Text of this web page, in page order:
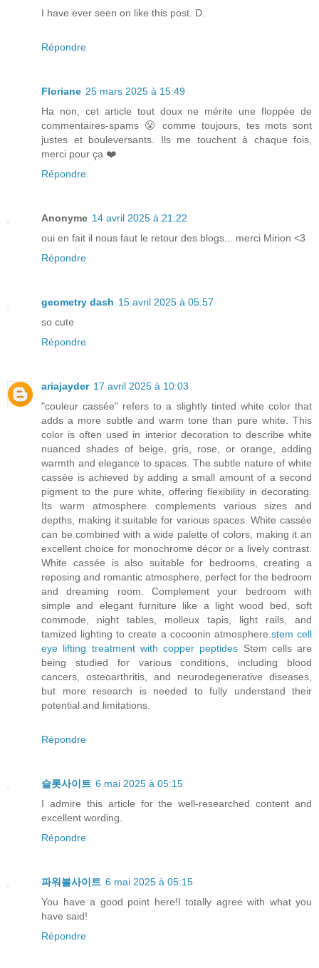
I have ever seen on like this post. D.
Répondre
Floriane 25 mars 2025 à 15:49
Ha non, cet article tout doux ne mérite une floppée de
commentaires-spams 😤 comme toujours, tes mots sont
justes et bouleversants. Ils me touchent à chaque fois,
merci pour ça ❤️
Répondre
Anonyme 14 avril 2025 à 21:22
oui en fait il nous faut le retour des blogs... merci Mirion <3
Répondre
geometry dash 15 avril 2025 à 05:57
so cute
Répondre
ariajayder 17 avril 2025 à 10:03
"couleur cassée" refers to a slightly tinted white color that
adds a more subtle and warm tone than pure white. This
color is often used in interior decoration to describe white
nuanced shades of beige, gris, rose, or orange, adding
warmth and elegance to spaces. The subtle nature of white
cassée is achieved by adding a small amount of a second
pigment to the pure white, offering flexibility in decorating.
Its warm atmosphere complements various sizes and
depths, making it suitable for various spaces. White cassée
can be combined with a wide palette of colors, making it an
excellent choice for monochrome décor or a lively contrast.
White cassée is also suitable for bedrooms, creating a
reposing and romantic atmosphere, perfect for the bedroom
and dreaming room. Complement your bedroom with
simple and elegant furniture like a light wood bed, soft
commode, night tables, molleux tapis, light rails, and
tamized lighting to create a cocoonin atmosphere.stem cell
eye lifting treatment with copper peptides Stem cells are
being studied for various conditions, including blood
cancers, osteoarthritis, and neurodegenerative diseases,
but more research is needed to fully understand their
potential and limitations.
Répondre
슬롯사이트 6 mai 2025 à 05:15
I admire this article for the well-researched content and
excellent wording.
Répondre
파워볼사이트 6 mai 2025 à 05:15
You have a good point here!I totally agree with what you
have said!
Répondre